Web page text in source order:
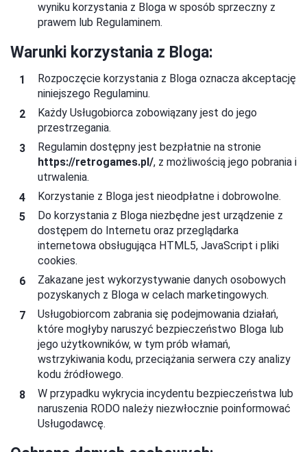
wyniku korzystania z Bloga w sposób sprzeczny z
prawem lub Regulaminem.
Warunki korzystania z Bloga:
Rozpoczęcie korzystania z Bloga oznacza akceptację
niniejszego Regulaminu.
Każdy Usługobiorca zobowiązany jest do jego
przestrzegania.
Regulamin dostępny jest bezpłatnie na stronie
https://retrogames.pl/, z możliwością jego pobrania i
utrwalenia.
Korzystanie z Bloga jest nieodpłatne i dobrowolne.
Do korzystania z Bloga niezbędne jest urządzenie z
dostępem do Internetu oraz przeglądarka
internetowa obsługująca HTML5, JavaScript i pliki
cookies.
Zakazane jest wykorzystywanie danych osobowych
pozyskanych z Bloga w celach marketingowych.
Usługobiorcom zabrania się podejmowania działań,
które mogłyby naruszyć bezpieczeństwo Bloga lub
jego użytkowników, w tym prób włamań,
wstrzykiwania kodu, przeciążania serwera czy analizy
kodu źródłowego.
W przypadku wykrycia incydentu bezpieczeństwa lub
naruszenia RODO należy niezwłocznie poinformować
Usługodawcę.